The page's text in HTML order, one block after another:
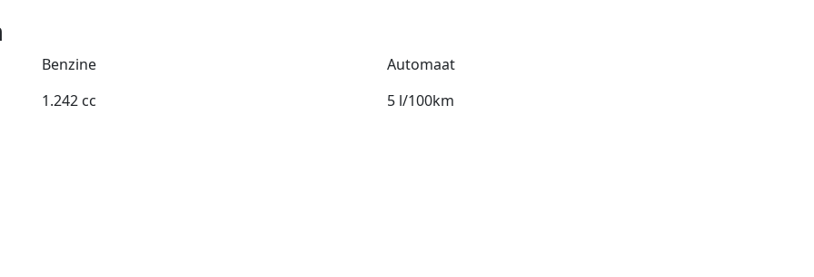
Benzine
Automaat
1.242 cc
5 l/100km